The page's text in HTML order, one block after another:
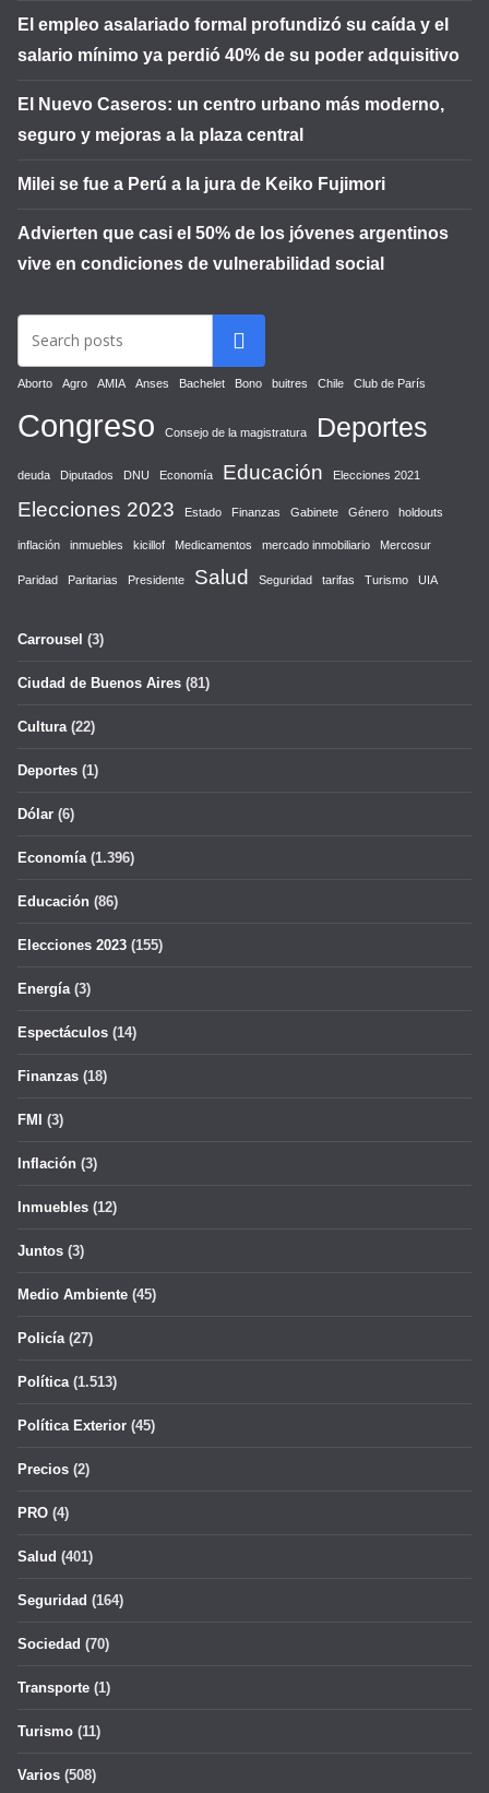
El empleo asalariado formal profundizó su caída y el
salario mínimo ya perdió 40% de su poder adquisitivo
El Nuevo Caseros: un centro urbano más moderno,
seguro y mejoras a la plaza central
Milei se fue a Perú a la jura de Keiko Fujimori
Advierten que casi el 50% de los jóvenes argentinos
vive en condiciones de vulnerabilidad social
Aborto Agro AMIA Anses Bachelet Bono buitres Chile Club de París
Congreso Consejo de la magistratura Deportes
deuda Diputados DNU Economía Educación Elecciones 2021
Elecciones 2023 Estado Finanzas Gabinete Género holdouts
inflación inmuebles kicillof Medicamentos mercado inmobiliario Mercosur
Paridad Paritarias Presidente Salud Seguridad tarifas Turismo UIA
Carrousel (3)
Ciudad de Buenos Aires (81)
Cultura(22)
Deportes (1)
Dólar (6)
Economía(1.396)
Educación (86)
Elecciones 2023 (155)
Energía(3)
Espectáculos (14)
Finanzas (18)
FMI (3)
Inflación (3)
Inmuebles (12)
Juntos (3)
Medio Ambiente (45)
Policía(27)
Política(1.513)
Política Exterior (45)
Precios (2)
PRO (4)
Salud (401)
Seguridad (164)
Sociedad (70)
Transporte (1)
Turismo (11)
Varios (508)